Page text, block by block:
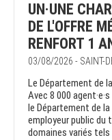
UN·UNE
DE L'OFFRE
RENFORT 1
03/08/2026 - SAINT-
Le Département de
Avec 8 000
le Département de
employeur public du
domaines variés